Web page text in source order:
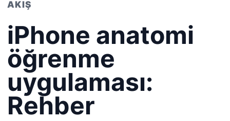
AKIŞ
iPhone anatomi
öğrenme
uygulaması:
Rehber